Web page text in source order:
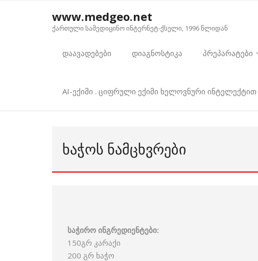
www.medgeo.net
ქართული სამედიცინო ინტერნეტ-ქსელი, 1996 წლიდან
დაავადებები დიაგნოსტიკა პრეპარატები
AI-ექიმი . ციფრული ექიმი ხელოვნური
ᲮᲐᲭᲝᲡ ᲜᲐᲛᲪᲮᲕᲠᲔᲑᲘ
საჭირო ინგრედიენტები:
150გრ კარაქი
200 გრ ხაჭო